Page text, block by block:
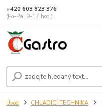
+420 603 823 376
(Po-Pá, 9-17 hod.)
Úvod CHLADÍCÍ TECHNIKA